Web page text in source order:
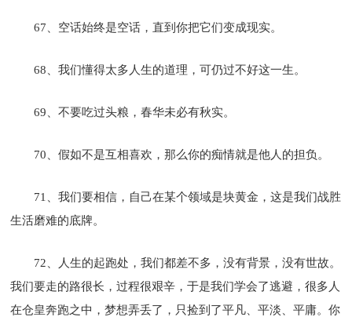
67、空话始终是空话，直到你把它们变成现实。
68、我们懂得太多人生的道理，可仍过不好这一生。
69、不要吃过头粮，春华未必有秋实。
70、假如不是互相喜欢，那么你的痴情就是他人的担负。
71、我们要相信，自己在某个领域是块黄金，这是我们战胜
生活磨难的底牌。
72、人生的起跑处，我们都差不多，没有背景，没有世故。
我们要走的路很长，过程很艰辛，于是我们学会了逃避，很多人
在仓皇奔跑之中，梦想弄丢了，只捡到了平凡、平淡、平庸。你